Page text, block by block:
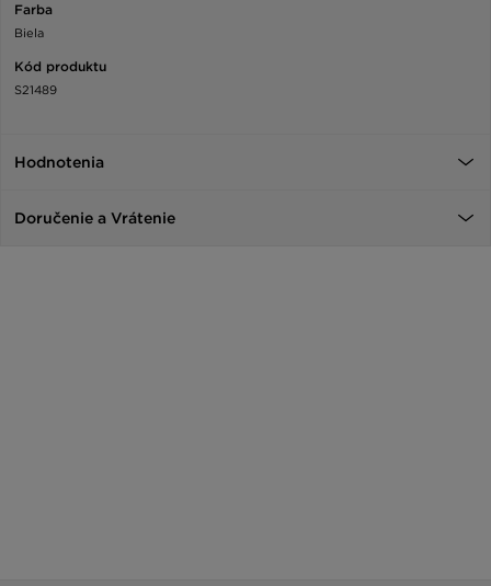
Farba
Biela
Kód produktu
S21489
Hodnotenia
Doručenie a Vrátenie